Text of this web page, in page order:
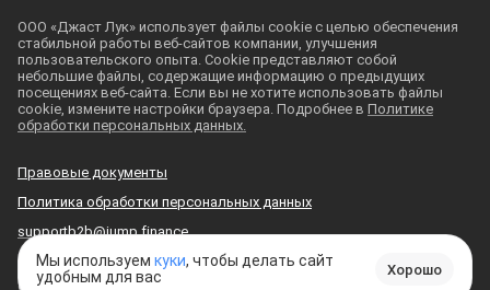
Мы используем куки, чтобы делать сайт
удобным для вас
Хорошо
ООО «Джаст Лук» использует файлы cookie с целью обеспечения
стабильной работы веб-сайтов компании, улучшения
пользовательского опыта. Cookie представляют собой
небольшие файлы, содержащие информацию о предыдущих
посещениях веб-сайта . Если вы не хотите использовать файлы
cookie, измените настройки браузера. Подробнее в Политике
обработки персональных данных.
Правовые документы
Политика обработки персональных данных
supportb2b@jump.finance